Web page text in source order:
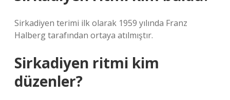
Sirkadiyen terimi ilk olarak 1959 yılında Franz
Halberg tarafından ortaya atılmıştır.
Sirkadiyen ritmi kim
düzenler?